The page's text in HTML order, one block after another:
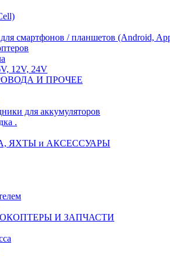
смартфонов / планшетов (Android,
12V, 24V
И ПРОЧЕЕ
для аккумуляторов
.
ЯХТЫ и АКСЕССУАРЫ
И ЗАПЧАСТИ